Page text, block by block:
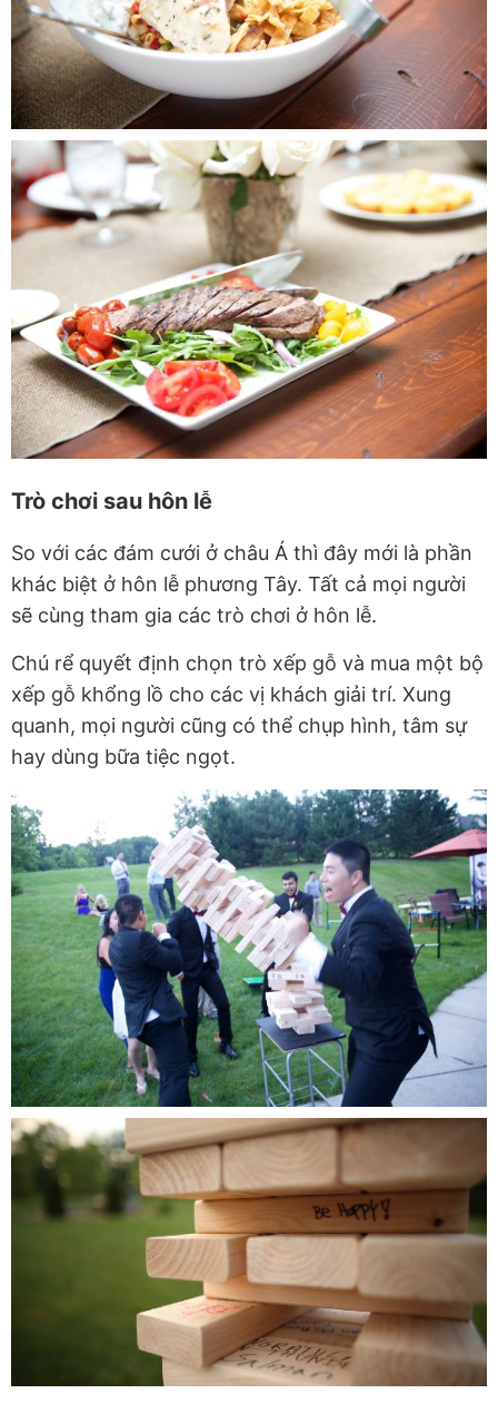
Trò chơi sau hôn lễ
So với các đám cưới ở châu Á thì đây mới là phần
khác biệt ở hôn lễ phương Tây. Tất cả mọi người
sẽ cùng tham gia các trò chơi ở hôn lễ.
Chú rể quyết định chọn trò xếp gỗ và mua một bộ
xếp gỗ khổng lồ cho các vị khách giải trí. Xung
quanh, mọi người cũng có thể chụp hình, tâm sự
hay dùng bữa tiệc ngọt.